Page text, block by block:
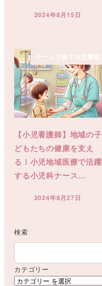
投稿日
2024年8月15日
チームで奏でる交響曲
【小児看護師】地域の子
どもたちの健康を支え
る！小児地域医療で活躍
する小児科ナース…
投稿日
2024年8月27日
検索
カテゴリー